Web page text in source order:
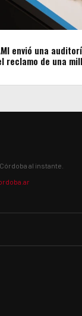
envió una
reclamo de una
al instante.